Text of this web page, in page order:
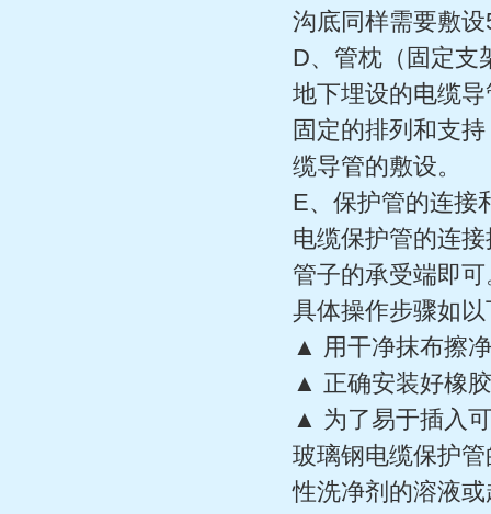
沟底同样需要敷
D、管枕（固定支
地下埋设的电缆
固定的排列和支
缆导管的敷设。
E、保护管的连接
电缆保护管的连
管子的承受端即可
具体操作步骤如以
▲ 用干净抹布擦
▲ 正确安装好橡
▲ 为了易于插入
玻璃钢电缆保护
性洗净剂的溶液